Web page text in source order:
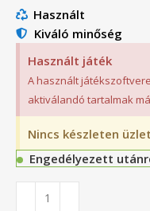
Használt
Kiváló minőség
Használt játék
A használt
aktiválandó tartalmak
Nincs készleten
Engedélyezett